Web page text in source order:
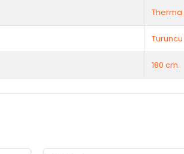
Therma
Turuncu
180 cm.